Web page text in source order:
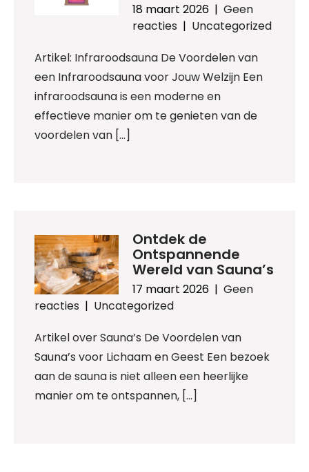
18 maart 2026 | Geen
reacties | Uncategorized
Artikel: Infraroodsauna De Voordelen van
een Infraroodsauna voor Jouw Welzijn Een
infraroodsauna is een moderne en
effectieve manier om te genieten van de
voordelen van […]
Ontdek de
Ontspannende
Wereld van Sauna’s
17 maart 2026 | Geen
reacties | Uncategorized
Artikel over Sauna’s De Voordelen van
Sauna’s voor Lichaam en Geest Een bezoek
aan de sauna is niet alleen een heerlijke
manier om te ontspannen, […]